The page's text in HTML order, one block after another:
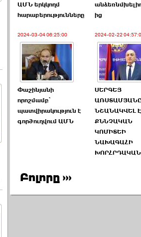
ԱՄՆ երկկողմ
հարաբերությունները
ից
2024-03-04 06:25:00
Փաշինյանի
որոշմամբ՝
պատվիրակություն է
գործուղվում ԱՄՆ
2024-02-22
ՍԵՐԳԵՅ
ՆՇԱՆԱԿՎԵԼ
ՔՆՆՉԱԿԱՆ
ԿՈՄԻՏԵԻ
ՆԱԽԱԳԱՀԻ
ԽՈՐՀՐԴԱԿԱՆ
Բոլորը ›››